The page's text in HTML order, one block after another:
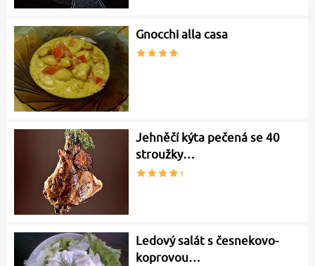
Gnocchi alla casa
Jehněčí kýta pečená se 40
stroužky…
Ledový salát s česnekovo-
koprovou…